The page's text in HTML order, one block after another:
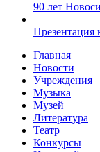
90 лет
Презентация
Главная
Новости
Учреждения
Музыка
Музей
Литература
Театр
Конкурсы